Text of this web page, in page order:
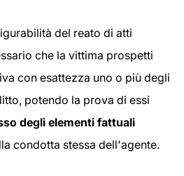
del reato di atti
che la vittima prospetti
con esattezza uno o più degli
potendo la prova di essi
degli elementi fattuali
condotta stessa dell'agente.